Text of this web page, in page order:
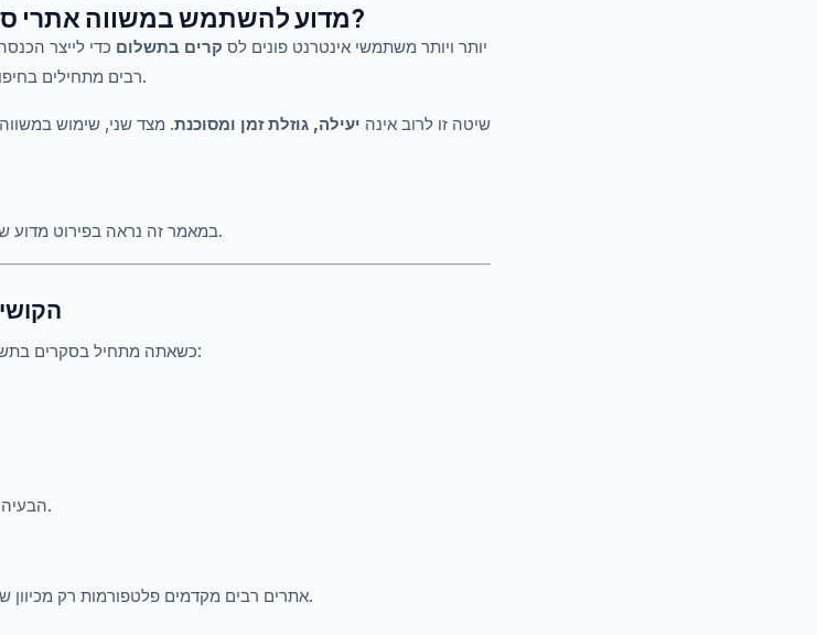
מדוע להשתמש במשווה אתרי סקר בתשלום במקום לחפש לבד?
יותר ויותר משתמשי אינטרנט פונים לס קרים בתשלום כדי לייצר
רבים מתחילים בחיפוש לבד, באופן אקראי בגוגל או ברשתות החברתיות.
שיטה זו לרוב אינה יעילה, גוזלת זמן ומסוכנת. מצד שני, שימוש
במאמר זה נראה בפירוט מדוע שימוש במשווה הוא האסטרטגיה הטובה ביותר כיום.
1.
כשאתה מתחיל בסקרים בתשלום, אתה מקליד לעתים קרובות מילות מפתח כמו:
הבעיה היא שהתוצאות הראשוניות לא תמיד אובייקטיביות.
אתרים רבים מקדמים פלטפורמות רק מכיוון שהם משולמים בהשתייכות, ללא ניתוח איכות אמיתי.